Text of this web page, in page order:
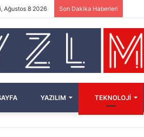
Ağustos 8 2026 Son Dakika Haberleri
YAZILIM TEKNOLOJI